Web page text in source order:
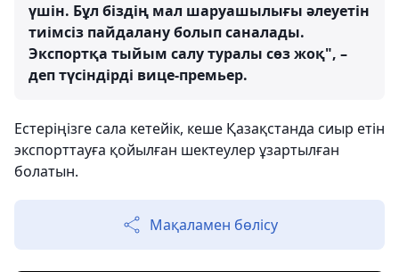
үшін. Бұл біздің мал шаруашылығы әлеуетін
тиімсіз пайдалану болып саналады.
Экспортқа тыйым салу туралы сөз жоқ", –
деп түсіндірді вице-премьер.
Естеріңізге сала кетейік, кеше Қазақстанда сиыр етін
экспорттауға қойылған шектеулер ұзартылған
болатын.
Мақаламен бөлісу